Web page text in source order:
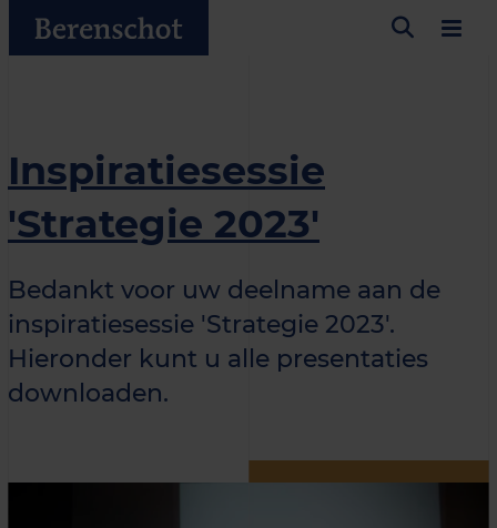
Inspiratiesessie
'Strategie 2023'
Bedankt voor uw deelname aan de
inspiratiesessie 'Strategie 2023'.
Hieronder kunt u alle presentaties
downloaden.